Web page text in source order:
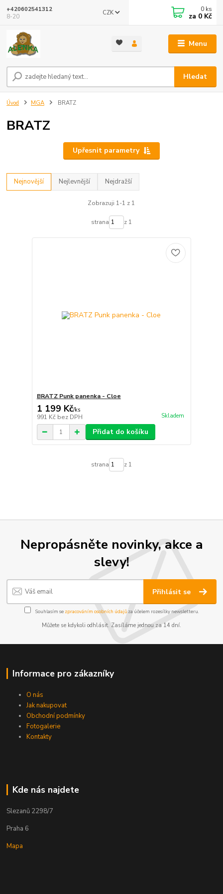
Menu
CZK
Hledat
+420602541312
8-20
0 ks
za 0 Kč
Úvod MGA BRATZ
BRATZ
Upřesnit parametry
Nejnovější Nejlevnější Nejdražší
Zobrazuji 1-1 z 1
strana z 1
BRATZ Punk panenka - Cloe
1 199 Kč/ks
991 Kč bez DPH Skladem
Přidat do košíku
strana z 1
Nepropásněte novinky, akce a
slevy!
Přihlásit se
Souhlasím se zpracováním osobních údajůza účelem rozesílky newsletteru.
Můžete se kdykoli odhlásit. Zasíláme jednou za 14 dní.
Informace pro zákazníky
O nás
Jak nakupovat
Obchodní podmínky
Fotogalerie
Kontakty
Kde nás najdete
Slezanů 2298/7
Praha 6
Mapa